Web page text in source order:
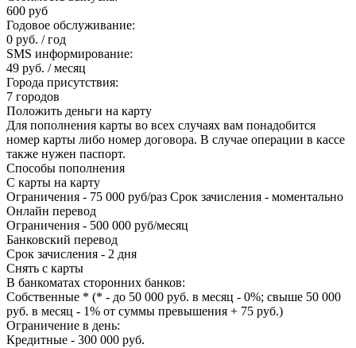
600 руб
Годовое обслуживание:
0 руб. / год
SMS информирование:
49 руб. / месяц
Города присутствия:
7 городов
Положить деньги на карту
Для пополнения карты во всех случаях вам понадобится
номер карты либо номер договора. В случае операции в кассе
также нужен паспорт.
Способы пополнения
С карты на карту
Ограничения - 75 000 руб/раз Срок зачисления - моментально
Онлайн перевод
Ограничения - 500 000 руб/месяц
Банковский перевод
Срок зачисления - 2 дня
Снять с карты
В банкоматах сторонних банков:
Собственные * (* - до 50 000 руб. в месяц - 0%; свыше 50 000
руб. в месяц - 1% от суммы превышения + 75 руб.)
Ограничение в день:
Кредитные - 300 000 руб.